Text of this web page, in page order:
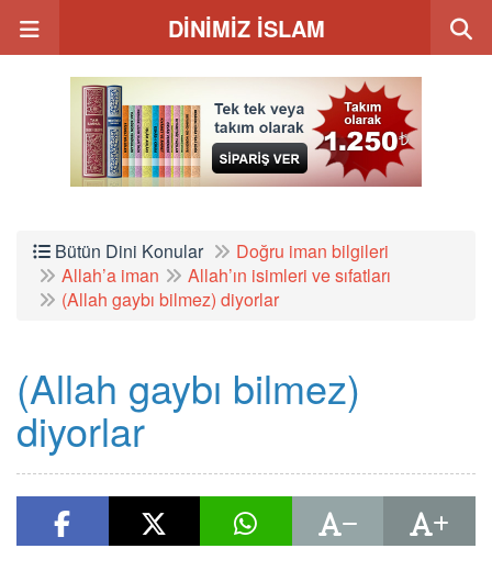
DİNİMİZ İSLAM
Bütün Dini Konular
Doğru iman bilgileri
Allah’a iman
Allah’ın isimleri ve sıfatları
(Allah gaybı bilmez) diyorlar
(Allah gaybı bilmez)
diyorlar